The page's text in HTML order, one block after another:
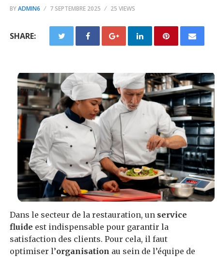
BYADMIN6 7 SEPTEMBRE 2025 25 VIEWS
SHARE:
Dans le secteur de la restauration, un service
fluide est indispensable pour garantir la
satisfaction des clients. Pour cela, il faut
optimiser l’organisation au sein de l’équipe de